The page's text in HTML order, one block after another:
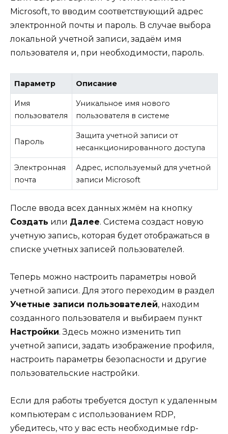
Microsoft, то вводим соответствующий адрес
электронной почты и пароль. В случае выбора
локальной учетной записи, задаём имя
пользователя и, при необходимости, пароль.
Параметр Описание
Имя
пользователя
Уникальное имя нового
пользователя в системе
Пароль
Защита учетной записи от
несанкционированного доступа
Электронная
почта
Адрес, используемый для учетной
записи Microsoft
После ввода всех данных жмём на кнопку
Создать или Далее. Система создаст новую
учетную запись, которая будет отображаться в
списке учетных записей пользователей.
Теперь можно настроить параметры новой
учетной записи. Для этого переходим в раздел
Учетные записи пользователей, находим
созданного пользователя и выбираем пункт
Настройки. Здесь можно изменить тип
учетной записи, задать изображение профиля,
настроить параметры безопасности и другие
пользовательские настройки.
Если для работы требуется доступ к удаленным
компьютерам с использованием RDP,
убедитесь, что у вас есть необходимые rdp-